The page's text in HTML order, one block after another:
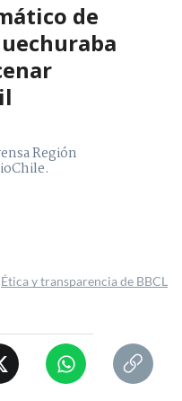
de
Región
Ética y transparencia de BBCL